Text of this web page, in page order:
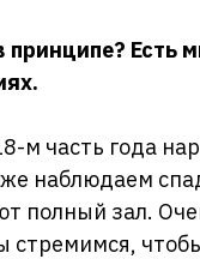
Есть
м часть года
наблюдаем
полный зал.
стремимся,